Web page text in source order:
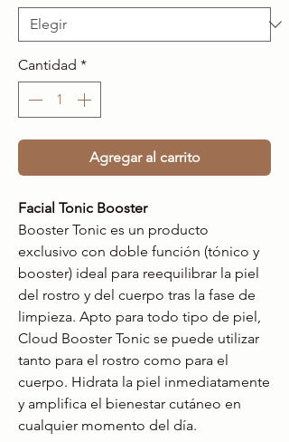
Cantidad *
Agregar al carrito
Facial Tonic Booster
Booster Tonic es un producto
exclusivo con doble función (tónico y
booster) ideal para reequilibrar la piel
del rostro y del cuerpo tras la fase de
limpieza. Apto para todo tipo de piel,
Cloud Booster Tonic se puede utilizar
tanto para el rostro como para el
cuerpo. Hidrata la piel inmediatamente
y amplifica el bienestar cutáneo en
cualquier momento del día.